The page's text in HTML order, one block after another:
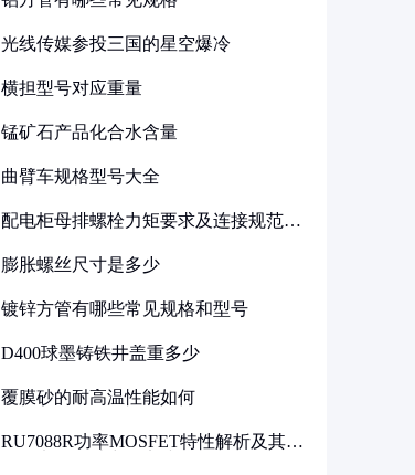
光线传媒参投三国的星空爆冷
横担型号对应重量
锰矿石产品化合水含量
曲臂车规格型号大全
配电柜母排螺栓力矩要求及连接规范详
膨胀螺丝尺寸是多少
镀锌方管有哪些常见规格和型号
D400球墨铸铁井盖重多少
覆膜砂的耐高温性能如何
RU7088R功率MOSFET特性解析及其在